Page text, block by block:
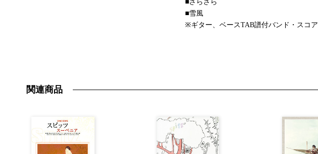
■さらさら
■雪風
※ギター、ベースTAB譜付バンド・スコア
関連商品